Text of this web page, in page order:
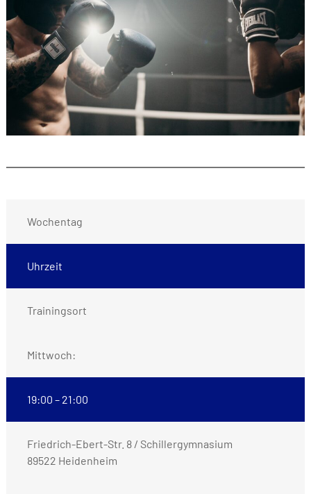
Wochentag
Uhrzeit
Trainingsort
Mittwoch:
19:00 – 21:00
Friedrich-Ebert-Str. 8 / Schillergymnasium
89522 Heidenheim